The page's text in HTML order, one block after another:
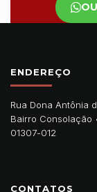
ENDEREÇO
Rua Dona Antônia
Bairro Consolação
01307-012
CONTATOS